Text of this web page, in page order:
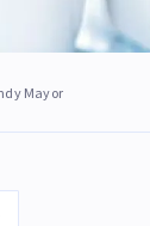
Mayor